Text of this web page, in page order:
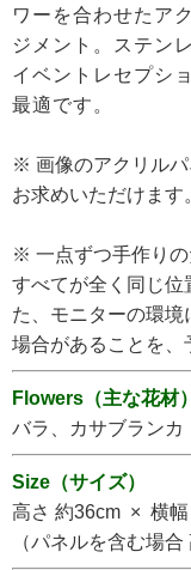
ワーを合わせた ア
ジメント。ステン
イベントレセプシ
最適です 。
※ 画像のアクリル
お求めいただけます
※ 一点ずつ手作りの
すべてが全く同じ位
た、モニターの環境
場合があることを、
Flowers（主な花材）
バラ、カサブランカ
Size（サイズ）
高さ 約36cm × 横
（パネルを含む場合